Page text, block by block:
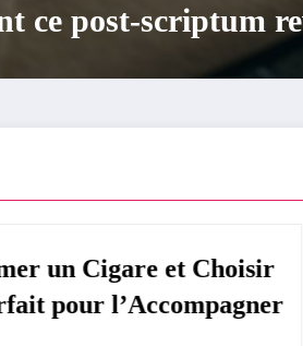
de structure de
Test et avis : La
qui accompagne vos